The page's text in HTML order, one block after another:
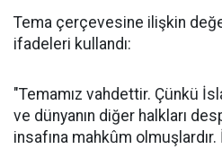
Tema çerçevesine ilişkin
ifadeleri kullandı:
"Temamız vahdettir. Çünkü
ve dünyanın diğer halkları
insafına mahkûm olmuşlardır.